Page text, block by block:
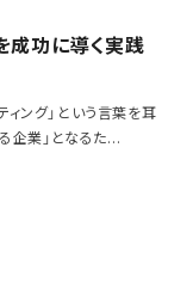
成功に導く実践
ィング」という言葉を耳
企業」となるた…